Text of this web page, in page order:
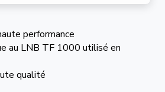
performance
au LNB TF 1000 utilisé en
qualité